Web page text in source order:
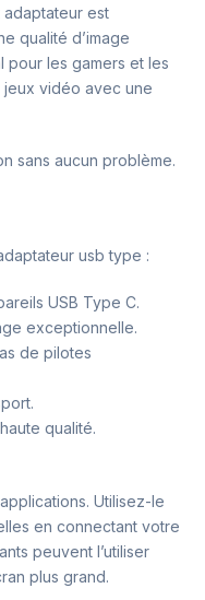
adaptateur est
qualité d’image
pour les gamers et les
vidéo avec une
sans aucun problème.
usb type :
USB Type C.
exceptionnelle.
de pilotes
qualité.
Utilisez-le
en connectant votre
peuvent l’utiliser
plus grand.